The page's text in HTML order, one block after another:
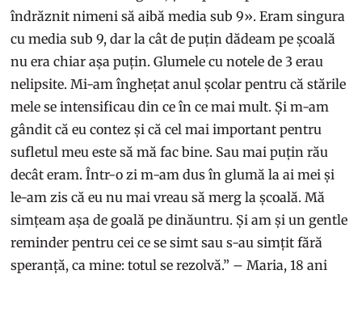
îndrăznit nimeni să aibă media sub 9». Eram singura
cu media sub 9, dar la cât de puțin dădeam pe școală
nu era chiar așa puțin. Glumele cu notele de 3 erau
nelipsite. Mi-am înghețat anul școlar pentru că stările
mele se intensificau din ce în ce mai mult. Și m-am
gândit că eu contez și că cel mai important pentru
sufletul meu este să mă fac bine. Sau mai puțin rău
decât eram. Într-o zi m-am dus în glumă la ai mei și
le-am zis că eu nu mai vreau să merg la școală. Mă
simțeam așa de goală pe dinăuntru. Și am și un gentle
reminder pentru cei ce se simt sau s-au simțit fără
speranță, ca mine: totul se rezolvă.” – Maria, 18 ani